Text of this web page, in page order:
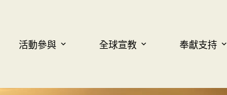
活動參與 全球宣教 奉獻支持